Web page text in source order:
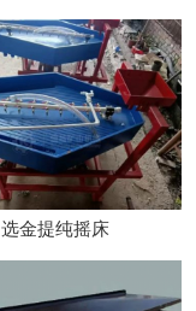
选金提纯摇床